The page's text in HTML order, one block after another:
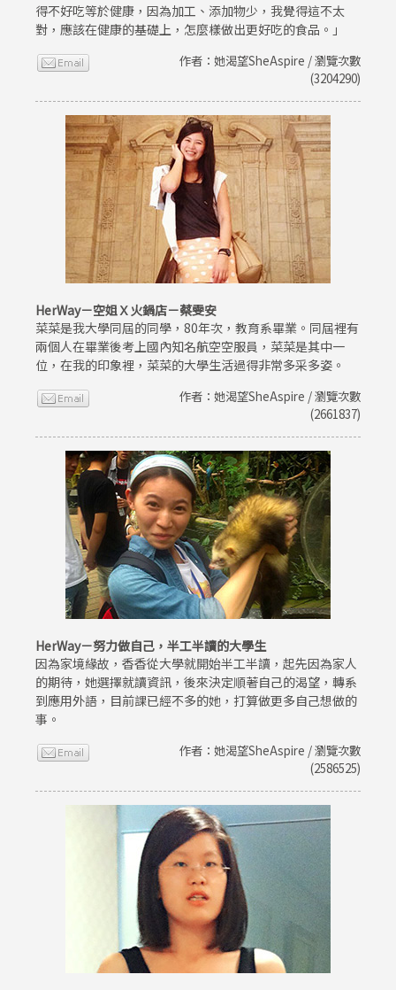
得不好吃等於健康，因為加工、添加物少，我覺得這不太
對，應該在健康的基礎上，怎麼樣做出更好吃的食品。」
作者：她渴望SheAspire / 瀏覽次數
(3204290)
HerWay－空姐Ｘ火鍋店－蔡雯安
菜菜是我大學同屆的同學，80年次，教育系畢業。同屆裡有
兩個人在畢業後考上國內知名航空空服員，菜菜是其中一
位，在我的印象裡，菜菜的大學生活過得非常多采多姿。
作者：她渴望SheAspire / 瀏覽次數
(2661837)
HerWay－努力做自己，半工半讀的大學生
因為家境緣故，香香從大學就開始半工半讀，起先因為家人
的期待，她選擇就讀資訊，後來決定順著自己的渴望，轉系
到應用外語，目前課已經不多的她，打算做更多自己想做的
事。
作者：她渴望SheAspire / 瀏覽次數
(2586525)